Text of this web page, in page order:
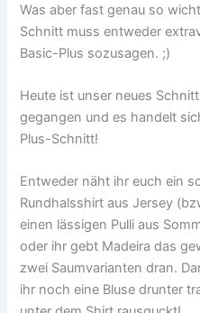
Was aber fast genau so
Schnitt muss entweder
Basic-Plus sozusagen. ;)
Heute ist unser neues
gegangen und es handelt
Plus-Schnitt!
Entweder näht ihr euch ein
Rundhalsshirt aus Jersey
einen lässigen Pulli aus
oder ihr gebt Madeira das
zwei Saumvarianten dran.
ihr noch eine Bluse drunter